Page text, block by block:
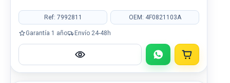
Ref: 7992811 OEM: 4F0821103A
Garantía 1 año Envío 24-48h